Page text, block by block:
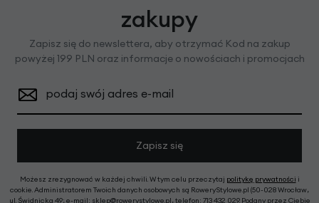
zakupy
Zapisz się do newslettera, aby otrzymać Kod na zakup
powyżej 199 PLN oraz informacje o nowościach i promocjach
podaj swój adres e-mail
Zapisz się
Możesz zrezygnować w każdej chwili. W tym celu przeczytaj politykę prywatności i
cookie. Administratorem Twoich danych osobowych są RoweryStylowe.pl (50-028 Wrocław,
ul. Świdnicka 49; e-mail: sklep@rowerystylowe.pl, telefon: 713 432 029. Podany przez Ciebie